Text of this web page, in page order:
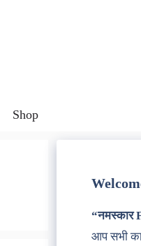
Shop
“नमस्कार
आप सभी